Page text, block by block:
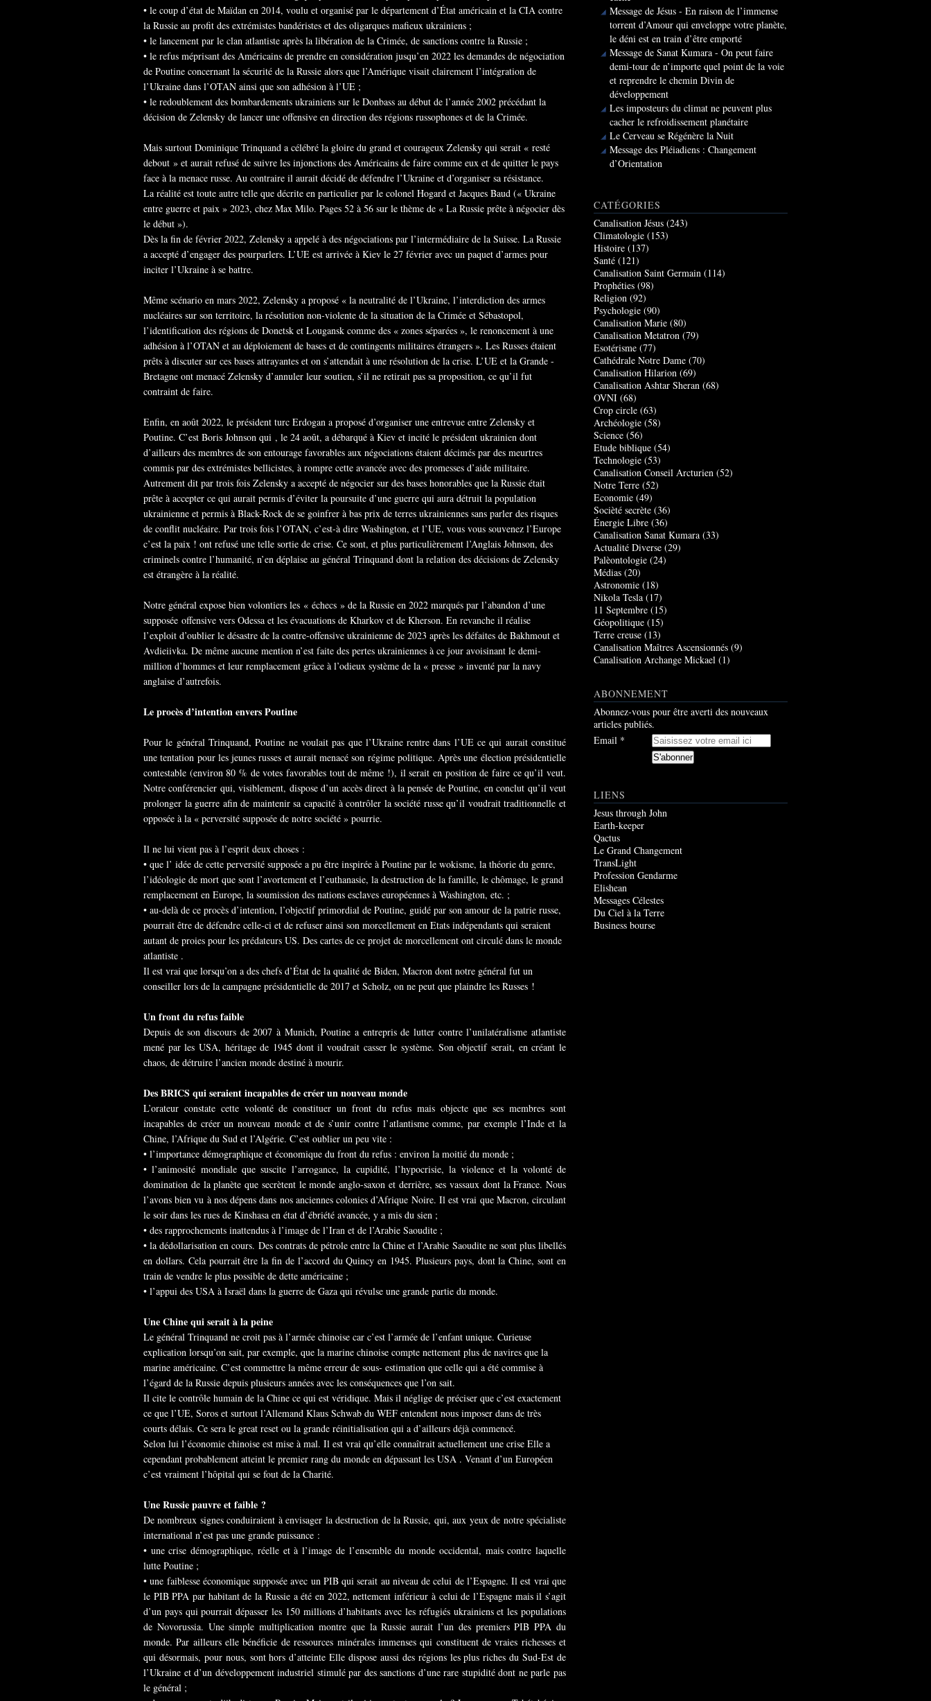
• le coup d’état de Maïdan en 2014, voulu et organisé par le département d’État américain et la CIA contre
la Russie au profit des extrémistes bandéristes et des oligarques mafieux ukrainiens ;
• le lancement par le clan atlantiste après la libération de la Crimée, de sanctions contre la Russie ;
• le refus méprisant des Américains de prendre en considération jusqu’en 2022 les demandes de négociation
de Poutine concernant la sécurité de la Russie alors que l’Amérique visait clairement l’intégration de
l’Ukraine dans l’OTAN ainsi que son adhésion à l’UE ;
• le redoublement des bombardements ukrainiens sur le Donbass au début de l’année 2002 précédant la
décision de Zelensky de lancer une offensive en direction des régions russophones et de la Crimée.
Mais surtout Dominique Trinquand a célébré la gloire du grand et courageux Zelensky qui serait « resté
debout » et aurait refusé de suivre les injonctions des Américains de faire comme eux et de quitter le pays
face à la menace russe. Au contraire il aurait décidé de défendre l’Ukraine et d’organiser sa résistance.
La réalité est toute autre telle que décrite en particulier par le colonel Hogard et Jacques Baud (« Ukraine
entre guerre et paix » 2023, chez Max Milo. Pages 52 à 56 sur le thème de « La Russie prête à négocier dès
le début »).
Dès la fin de février 2022, Zelensky a appelé à des négociations par l’intermédiaire de la Suisse. La Russie
a accepté d’engager des pourparlers. L’UE est arrivée à Kiev le 27 février avec un paquet d’armes pour
inciter l’Ukraine à se battre.
Même scénario en mars 2022, Zelensky a proposé « la neutralité de l’Ukraine, l’interdiction des armes
nucléaires sur son territoire, la résolution non-violente de la situation de la Crimée et Sébastopol,
l’identification des régions de Donetsk et Lougansk comme des « zones séparées », le renoncement à une
adhésion à l’OTAN et au déploiement de bases et de contingents militaires étrangers ». Les Russes étaient
prêts à discuter sur ces bases attrayantes et on s’attendait à une résolution de la crise. L’UE et la Grande -
Bretagne ont menacé Zelensky d’annuler leur soutien, s’il ne retirait pas sa proposition, ce qu’il fut
contraint de faire.
Enfin, en août 2022, le président turc Erdogan a proposé d’organiser une entrevue entre Zelensky et
Poutine. C’est Boris Johnson qui , le 24 août, a débarqué à Kiev et incité le président ukrainien dont
d’ailleurs des membres de son entourage favorables aux négociations étaient décimés par des meurtres
commis par des extrémistes bellicistes, à rompre cette avancée avec des promesses d’aide militaire.
Autrement dit par trois fois Zelensky a accepté de négocier sur des bases honorables que la Russie était
prête à accepter ce qui aurait permis d’éviter la poursuite d’une guerre qui aura détruit la population
ukrainienne et permis à Black-Rock de se goinfrer à bas prix de terres ukrainiennes sans parler des risques
de conflit nucléaire. Par trois fois l’OTAN, c’est-à dire Washington, et l’UE, vous vous souvenez l’Europe
c’est la paix ! ont refusé une telle sortie de crise. Ce sont, et plus particulièrement l’Anglais Johnson, des
criminels contre l’humanité, n’en déplaise au général Trinquand dont la relation des décisions de Zelensky
est étrangère à la réalité.
Notre général expose bien volontiers les « échecs » de la Russie en 2022 marqués par l’abandon d’une
supposée offensive vers Odessa et les évacuations de Kharkov et de Kherson. En revanche il réalise
l’exploit d’oublier le désastre de la contre-offensive ukrainienne de 2023 après les défaites de Bakhmout et
Avdieiivka. De même aucune mention n’est faite des pertes ukrainiennes à ce jour avoisinant le demi-
million d’hommes et leur remplacement grâce à l’odieux système de la « presse » inventé par la navy
anglaise d’autrefois.
Le procès d’intention envers Poutine
Pour le général Trinquand, Poutine ne voulait pas que l’Ukraine rentre dans l’UE ce qui aurait constitué
une tentation pour les jeunes russes et aurait menacé son régime politique. Après une élection présidentielle
contestable (environ 80 % de votes favorables tout de même !), il serait en position de faire ce qu’il veut.
Notre conférencier qui, visiblement, dispose d’un accès direct à la pensée de Poutine, en conclut qu’il veut
prolonger la guerre afin de maintenir sa capacité à contrôler la société russe qu’il voudrait traditionnelle et
opposée à la « perversité supposée de notre société » pourrie.
Il ne lui vient pas à l’esprit deux choses :
• que l’ idée de cette perversité supposée a pu être inspirée à Poutine par le wokisme, la théorie du genre,
l’idéologie de mort que sont l’avortement et l’euthanasie, la destruction de la famille, le chômage, le grand
remplacement en Europe, la soumission des nations esclaves européennes à Washington, etc. ;
• au-delà de ce procès d’intention, l’objectif primordial de Poutine, guidé par son amour de la patrie russe,
pourrait être de défendre celle-ci et de refuser ainsi son morcellement en Etats indépendants qui seraient
autant de proies pour les prédateurs US. Des cartes de ce projet de morcellement ont circulé dans le monde
atlantiste .
Il est vrai que lorsqu’on a des chefs d’État de la qualité de Biden, Macron dont notre général fut un
conseiller lors de la campagne présidentielle de 2017 et Scholz, on ne peut que plaindre les Russes !
Un front du refus faible
Depuis de son discours de 2007 à Munich, Poutine a entrepris de lutter contre l’unilatéralisme atlantiste
mené par les USA, héritage de 1945 dont il voudrait casser le système. Son objectif serait, en créant le
chaos, de détruire l’ancien monde destiné à mourir.
Des BRICS qui seraient incapables de créer un nouveau monde
L’orateur constate cette volonté de constituer un front du refus mais objecte que ses membres sont
incapables de créer un nouveau monde et de s’unir contre l’atlantisme comme, par exemple l’Inde et la
Chine, l’Afrique du Sud et l’Algérie. C’est oublier un peu vite :
• l’importance démographique et économique du front du refus : environ la moitié du monde ;
• l’animosité mondiale que suscite l’arrogance, la cupidité, l’hypocrisie, la violence et la volonté de
domination de la planète que secrètent le monde anglo-saxon et derrière, ses vassaux dont la France. Nous
l’avons bien vu à nos dépens dans nos anciennes colonies d’Afrique Noire. Il est vrai que Macron, circulant
le soir dans les rues de Kinshasa en état d’ébriété avancée, y a mis du sien ;
• des rapprochements inattendus à l’image de l’Iran et de l’Arabie Saoudite ;
• la dédollarisation en cours. Des contrats de pétrole entre la Chine et l’Arabie Saoudite ne sont plus libellés
en dollars. Cela pourrait être la fin de l’accord du Quincy en 1945. Plusieurs pays, dont la Chine, sont en
train de vendre le plus possible de dette américaine ;
• l’appui des USA à Israël dans la guerre de Gaza qui révulse une grande partie du monde.
Une Chine qui serait à la peine
Le général Trinquand ne croit pas à l’armée chinoise car c’est l’armée de l’enfant unique. Curieuse
explication lorsqu’on sait, par exemple, que la marine chinoise compte nettement plus de navires que la
marine américaine. C’est commettre la même erreur de sous- estimation que celle qui a été commise à
l’égard de la Russie depuis plusieurs années avec les conséquences que l’on sait.
Il cite le contrôle humain de la Chine ce qui est véridique. Mais il néglige de préciser que c’est exactement
ce que l’UE, Soros et surtout l’Allemand Klaus Schwab du WEF entendent nous imposer dans de très
courts délais. Ce sera le great reset ou la grande réinitialisation qui a d’ailleurs déjà commencé.
Selon lui l’économie chinoise est mise à mal. Il est vrai qu’elle connaîtrait actuellement une crise Elle a
cependant probablement atteint le premier rang du monde en dépassant les USA . Venant d’un Européen
c’est vraiment l’hôpital qui se fout de la Charité.
Une Russie pauvre et faible ?
De nombreux signes conduiraient à envisager la destruction de la Russie, qui, aux yeux de notre spécialiste
international n’est pas une grande puissance :
• une crise démographique, réelle et à l’image de l’ensemble du monde occidental, mais contre laquelle
lutte Poutine ;
• une faiblesse économique supposée avec un PIB qui serait au niveau de celui de l’Espagne. Il est vrai que
le PIB PPA par habitant de la Russie a été en 2022, nettement inférieur à celui de l’Espagne mais il s’agit
d’un pays qui pourrait dépasser les 150 millions d’habitants avec les réfugiés ukrainiens et les populations
de Novorussia. Une simple multiplication montre que la Russie aurait l’un des premiers PIB PPA du
monde. Par ailleurs elle bénéficie de ressources minérales immenses qui constituent de vraies richesses et
qui désormais, pour nous, sont hors d’atteinte Elle dispose aussi des régions les plus riches du Sud-Est de
l’Ukraine et d’un développement industriel stimulé par des sanctions d’une rare stupidité dont ne parle pas
le général ;
Message de Jésus - En raison de l’immense
torrent d’Amour qui enveloppe votre planète,
le déni est en train d’être emporté
Message de Sanat Kumara - On peut faire
demi-tour de n’importe quel point de la voie
et reprendre le chemin Divin de
développement
Les imposteurs du climat ne peuvent plus
cacher le refroidissement planétaire
Le Cerveau se Régénère la Nuit
Message des Pléiadiens : Changement
d’Orientation
CATÉGORIES
Canalisation Jésus (243)
Climatologie (153)
Histoire (137)
Santé (121)
Canalisation Saint Germain (114)
Prophéties (98)
Religion (92)
Psychologie (90)
Canalisation Marie (80)
Canalisation Metatron (79)
Esotérisme (77)
Cathédrale Notre Dame (70)
Canalisation Hilarion (69)
Canalisation Ashtar Sheran (68)
OVNI (68)
Crop circle (63)
Archéologie (58)
Science (56)
Etude biblique (54)
Technologie (53)
Canalisation Conseil Arcturien (52)
Notre Terre (52)
Economie (49)
Socièté secrète (36)
Énergie Libre (36)
Canalisation Sanat Kumara (33)
Actualité Diverse (29)
Palèontologie (24)
Médias (20)
Astronomie (18)
Nikola Tesla (17)
11 Septembre (15)
Géopolitique (15)
Terre creuse (13)
Canalisation Maîtres Ascensionnés (9)
Canalisation Archange Mickael (1)
ABONNEMENT
Abonnez-vous pour être averti des nouveaux
articles publiés.
Email
LIENS
Jesus through John
Earth-keeper
Qactus
Le Grand Changement
TransLight
Profession Gendarme
Elishean
Messages Célestes
Du Ciel à la Terre
Business bourse